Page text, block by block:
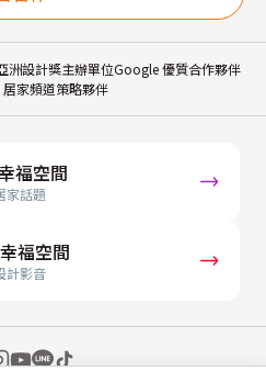
洲設計獎主辦單位Google 優質合作夥伴
家頻道策略夥伴
福空間
家話題
福空間
計影音